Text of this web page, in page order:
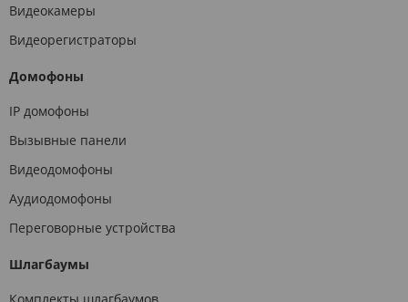
Видеокамеры
Видеорегистраторы
Домофоны
IP домофоны
Вызывные панели
Видеодомофоны
Аудиодомофоны
Переговорные устройства
Шлагбаумы